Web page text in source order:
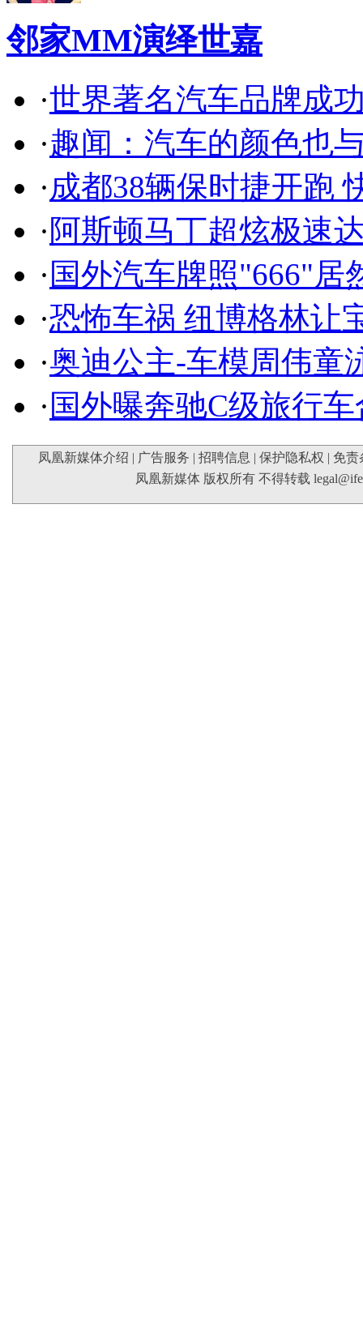
邻家MM演绎世嘉
·世界著名汽车品牌成
·趣闻：汽车的颜色也
·成都38辆保时捷开跑
·阿斯顿马丁超炫极速
· 国外汽车牌照"666"居
·恐怖车祸 纽博格林让
·奥迪公主-车模周伟童
· 国外曝奔驰C级旅行
凤凰新媒体介绍 | 广告服务 | 招聘信息 | 保护隐私权 | 免责
凤凰新媒体 版权所有 不得转载